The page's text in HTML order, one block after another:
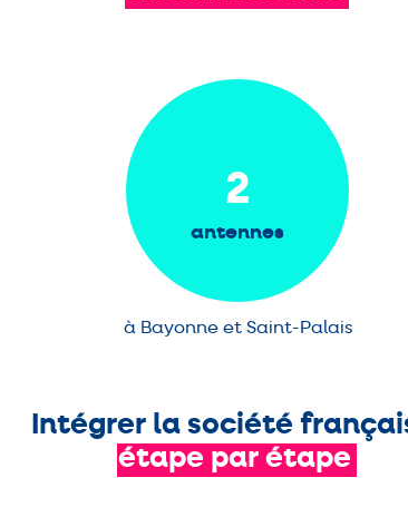
2
antennes
à Bayonne et Saint-Palais
Intégrer la société
étape par étape